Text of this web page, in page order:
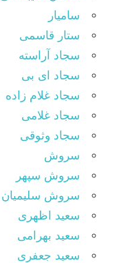
سامیار
ستار قاسمی
سجاد آراسته
سجاد ای بی
سجاد غلام زاده
سجاد غلامی
سجاد وثوقى
سروش
سروش سپهر
سروش سلیمیان
سعید اظهری
سعید بهرامی
سعید جعفری